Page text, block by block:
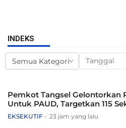
INDEKS
Pemkot Tangsel Gelontorkan
Untuk PAUD, Targetkan 115
EKSEKUTIF 23 jam yang lalu